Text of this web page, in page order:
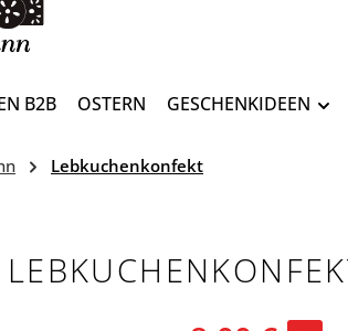
B2B OSTERN GESCHENKIDEEN
Lebkuchenkonfekt